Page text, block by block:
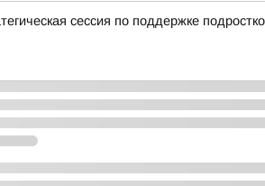
сессия по поддержке